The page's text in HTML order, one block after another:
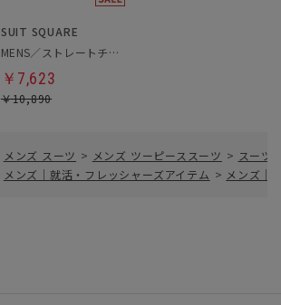
SUIT SQUARE
MENS／ストレートチップシューズ
￥7,623
￥10,890
メンズ スーツ > メンズ ツーピーススーツ > スーツ
メンズ｜就活・フレッシャーズアイテム > メンズ｜